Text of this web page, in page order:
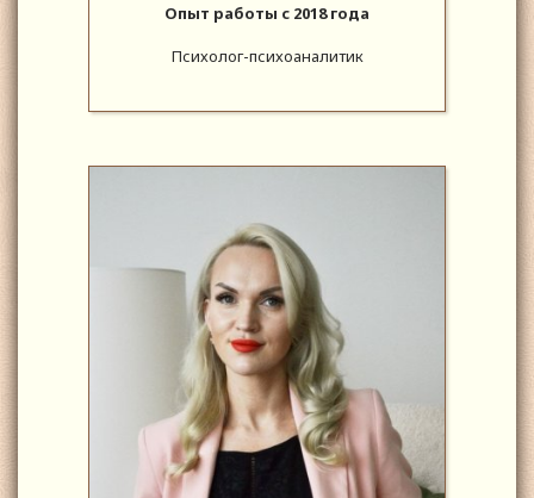
Опыт работы с 2018 года
Психолог-психоаналитик